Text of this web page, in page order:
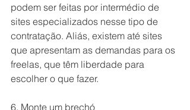
podem ser feitas por intermédio de
sites especializados nesse tipo de
contratação. Aliás, existem até sites
que apresentam as demandas para os
freelas, que têm liberdade para
escolher o que fazer.
6. Monte um brechó